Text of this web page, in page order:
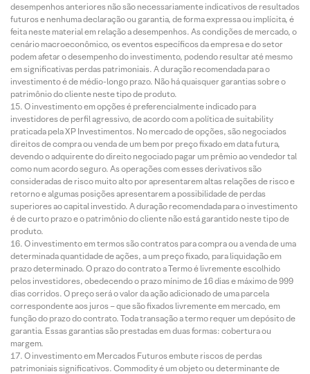
desempenhos anteriores não são necessariamente indicativos de resultados
futuros e nenhuma declaração ou garantia, de forma expressa ou implícita, é
feita neste material em relação a desempenhos. As condições de mercado, o
cenário macroeconômico, os eventos específicos da empresa e do setor
podem afetar o desempenho do investimento, podendo resultar até mesmo
em significativas perdas patrimoniais. A duração recomendada para o
investimento é de médio-longo prazo. Não há quaisquer garantias sobre o
patrimônio do cliente neste tipo de produto.
O investimento em opções é preferencialmente indicado para
investidores de perfil agressivo, de acordo com a política de suitability
praticada pela XP Investimentos. No mercado de opções, são negociados
direitos de compra ou venda de um bem por preço fixado em data futura,
devendo o adquirente do direito negociado pagar um prêmio ao vendedor tal
como num acordo seguro. As operações com esses derivativos são
consideradas de risco muito alto por apresentarem altas relações de risco e
retorno e algumas posições apresentarem a possibilidade de perdas
superiores ao capital investido. A duração recomendada para o investimento
é de curto prazo e o patrimônio do cliente não está garantido neste tipo de
produto.
O investimento em termos são contratos para compra ou a venda de uma
determinada quantidade de ações, a um preço fixado, para liquidação em
prazo determinado. O prazo do contrato a Termo é livremente escolhido
pelos investidores, obedecendo o prazo mínimo de 16 dias e máximo de 999
dias corridos. O preço será o valor da ação adicionado de uma parcela
correspondente aos juros – que são fixados livremente em mercado, em
função do prazo do contrato. Toda transação a termo requer um depósito de
garantia. Essas garantias são prestadas em duas formas: cobertura ou
margem.
O investimento em Mercados Futuros embute riscos de perdas
patrimoniais significativos. Commodity é um objeto ou determinante de